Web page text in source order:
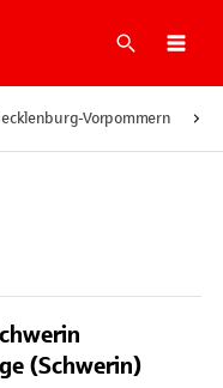
Suche
Vorpommern
(Schwerin)